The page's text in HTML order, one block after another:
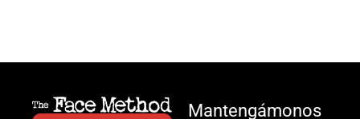
Mantengámonos